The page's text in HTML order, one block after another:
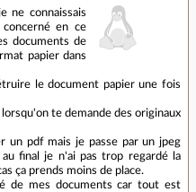
ne connaissais
en ce
documents de
papier dans
le document papier une fois
te demande des originaux
un pdf mais je passe par un jpeg
final je n'ai pas trop regardé la
ça prends moins de place.
de mes documents car tout est